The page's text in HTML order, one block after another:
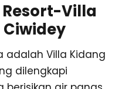
Resort-Villa
adalah Villa Kidang
dilengkapi